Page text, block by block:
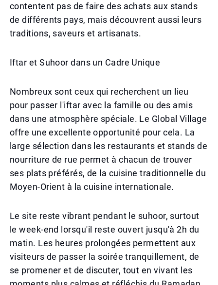
contentent pas de faire des achats aux stands
de différents pays, mais découvrent aussi leurs
traditions, saveurs et artisanats.
Iftar et Suhoor dans un Cadre Unique
Nombreux sont ceux qui recherchent un lieu
pour passer l'iftar avec la famille ou des amis
dans une atmosphère spéciale. Le Global Village
offre une excellente opportunité pour cela. La
large sélection dans les restaurants et stands de
nourriture de rue permet à chacun de trouver
ses plats préférés, de la cuisine traditionnelle du
Moyen-Orient à la cuisine internationale.
Le site reste vibrant pendant le suhoor, surtout
le week-end lorsqu'il reste ouvert jusqu'à 2h du
matin. Les heures prolongées permettent aux
visiteurs de passer la soirée tranquillement, de
se promener et de discuter, tout en vivant les